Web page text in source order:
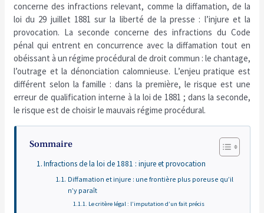
concerne des infractions relevant, comme la diffamation, de la
loi du 29 juillet 1881 sur la liberté de la presse : l’injure et la
provocation. La seconde concerne des infractions du Code
pénal qui entrent en concurrence avec la diffamation tout en
obéissant à un régime procédural de droit commun : le chantage,
l’outrage et la dénonciation calomnieuse. L’enjeu pratique est
différent selon la famille : dans la première, le risque est une
erreur de qualification interne à la loi de 1881 ; dans la seconde,
le risque est de choisir le mauvais régime procédural.
Sommaire
Infractions de la loi de 1881 : injure et provocation
Diffamation et injure : une frontière plus poreuse qu’il
n’y paraît
Le critère légal : l’imputation d’un fait précis